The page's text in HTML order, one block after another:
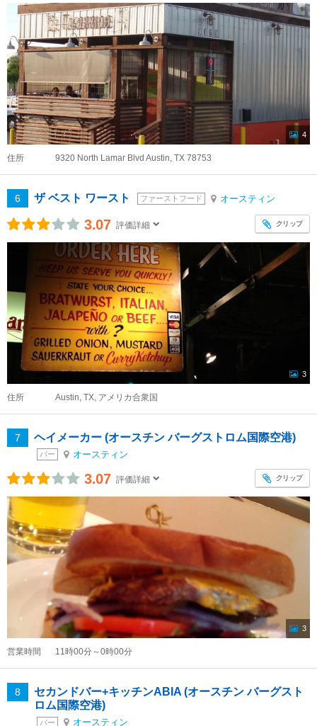
4
住所 9320 North Lamar Blvd Austin, TX 78753
6 ザ ベスト ワースト ファーストフード オースティン
3.07 評価詳細 クリップ
3
住所 Austin, TX, アメリカ合衆国
7 ヘイメーカー (オースチン バーグストロム国際空港)
バー オースティン
3.07 評価詳細 クリップ
3
営業時間 11時00分～0時00分
8
セカンドバー+キッチンABIA (オースチン バーグスト
ロム国際空港)
バー オースティン